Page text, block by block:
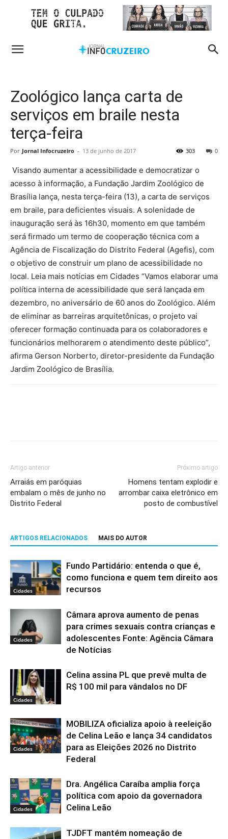
Zoológico lança carta de
serviços em braile nesta
terça-feira
Por Jornal Infocruzeiro - 13 de junho de 2017 0
303
Visando aumentar a acessibilidade e democratizar o
acesso à informação, a Fundação Jardim Zoológico de
Brasília lança, nesta terça-feira (13), a carta de serviços
em braile, para deficientes visuais. A solenidade de
inauguração será às 16h30, momento em que também
será firmado um termo de cooperação técnica com a
Agência de Fiscalização do Distrito Federal (Agefis), com
o objetivo de construir um plano de acessibilidade no
local. Leia mais notícias em Cidades “Vamos elaborar uma
política interna de acessibilidade que será lançada em
dezembro, no aniversário de 60 anos do Zoológico. Além
de eliminar as barreiras arquitetônicas, o projeto vai
oferecer formação continuada para os colaboradores e
funcionários melhorarem o atendimento deste público”,
afirma Gerson Norberto, diretor-presidente da Fundação
Jardim Zoológico de Brasília.
Artigo anterior
Arraiás em paróquias
embalam o mês de junho no
Distrito Federal
Próximo artigo
Homens tentam explodir e
arrombar caixa eletrônico em
posto de combustível
ARTIGOS RELACIONADOS MAIS DO AUTOR
Cidades
Fundo Partidário: entenda o que é,
como funciona e quem tem direito aos
recursos
Cidades
Câmara aprova aumento de penas
para crimes sexuais contra crianças e
adolescentes Fonte: Agência Câmara
de Notícias
Cidades
Celina assina PL que prevê multa de
R$ 100 mil para vândalos no DF
Cidades
MOBILIZA oficializa apoio à reeleição
de Celina Leão e lança 34 candidatos
para as Eleições 2026 no Distrito
Federal
Cidades
Dra. Angélica Caraíba amplia força
política com apoio da governadora
Celina Leão
TJDFT mantém nomeação de